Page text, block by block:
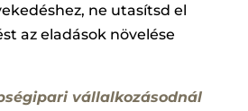
ne utasítsd el
az eladások növelése
vállalkozásodnál